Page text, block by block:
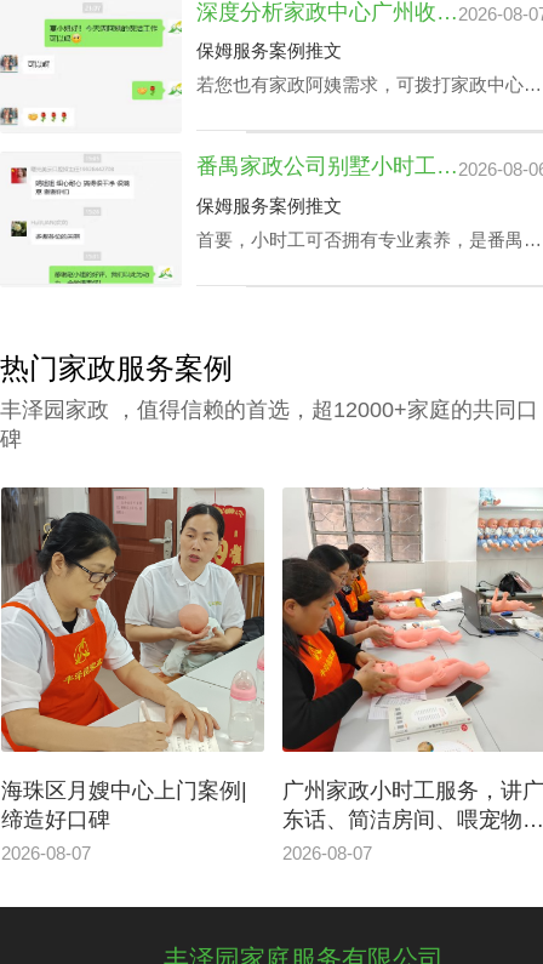
职。 2、为保障客户权利，需对家政管家做
一丝不苟背景调查，完成实名核查、犯罪记
录验证、个人信用报告查询等。 3、广州高
选项，为所有的顾客筹办家政管家方案。
4、要与所有的顾客签署条约，提供项目及
广州家政中心流程价位需列明。
深度分析家政中心广州收费与业务技能专长关系2026-08-
保姆服务案例推文
若您也有家政阿姨需求，可拨打家政中心广
姨。
番禺家政公司别墅小时工收费会因雇主要求而变动？2026-08-
保姆服务案例推文
首要，小时工可否拥有专业素养，是番禺家
公司别墅小时工收费都是紧密依赖的。
热门家政服务案例
丰泽园家政 ，值得信赖的首选，超12000+家庭的共同口
碑
海珠区月嫂中心上门案例|
缔造好口碑
2026-08-07
广州家政小时工服务，讲广
东话、简洁房间、喂宠物吃
东西
2026-08-07